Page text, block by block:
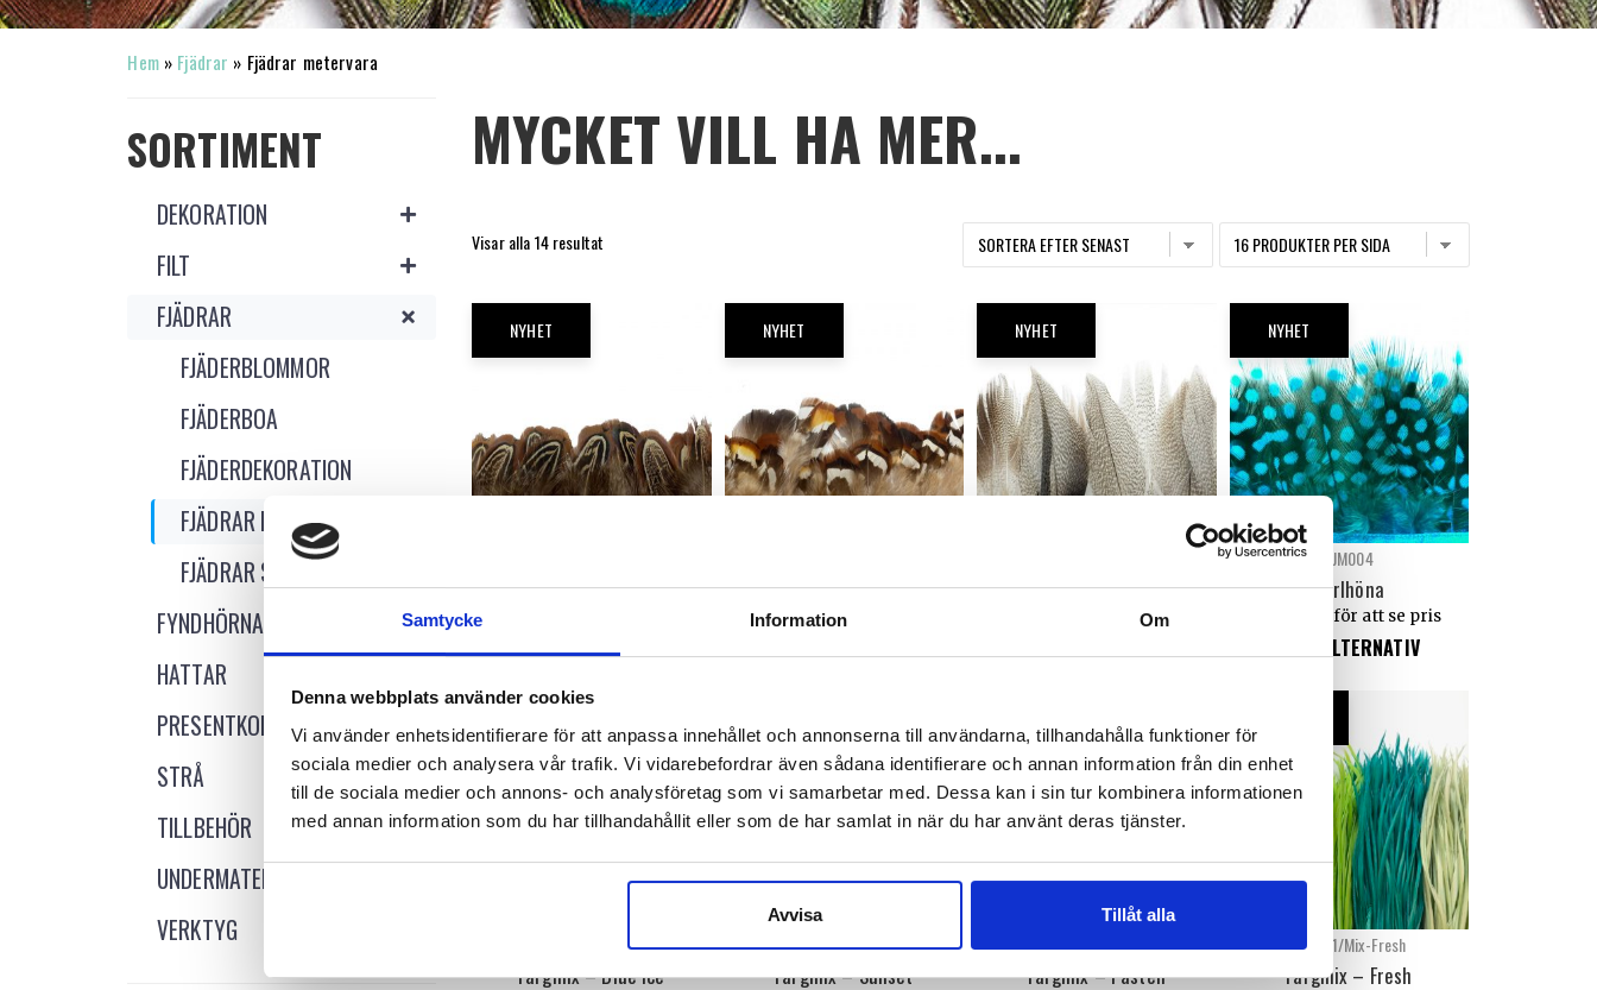
Samtycke Information Om
Denna webbplats använder cookies
Vi använder enhetsidentifierare för att anpassa innehållet och annonserna till användarna, tillhandahålla funktioner för
sociala medier och analysera vår trafik. Vi vidarebefordrar även sådana identifierare och annan information från din enhet
till de sociala medier och annons- och analysföretag som vi samarbetar med. Dessa kan i sin tur kombinera informationen
med annan information som du har tillhandahållit eller som de har samlat in när du har använt deras tjänster.
Avvisa Tillåt alla
Hem» Fjädrar » Fjädrar metervara
MYCKET VILL HA MER...
Visar alla 14 resultat
NYHET
Fasan – Church window
VÄLJ ALTERNATIV
NYHET
Kungsfasan
Logga in för att se pris
NYHET
Andfjäder
Logga in för att se pris
NYHET
FJM004
Pärlhöna
Logga in för att se pris
VÄLJ ALTERNATIV
FJM001/Mix-Blue Ice
Färgmix – Blue Ice
FJM001/Mix-Sunset
Färgmix – Sunset
FJM001/Mix-Pastell
Färgmix – Pastell
FJM001/Mix-Fresh
Färgmix – Fresh
SORTIMENT
DEKORATION
FILT
FJÄDRAR
FJÄDERBLOMMOR
FJÄDERBOA
FJÄDERDEKORATION
FJÄDRAR METERVARA
FJÄDRAR STYCKVIS
FYNDHÖRNA
HATTAR
PRESENTKORT
STRÅ
TILLBEHÖR
UNDERMATERIAL
VERKTYG